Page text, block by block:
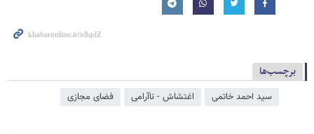
برچسب‌ها
سید احمد خاتمی اغتشاش - ناآرامی فضای مجازی